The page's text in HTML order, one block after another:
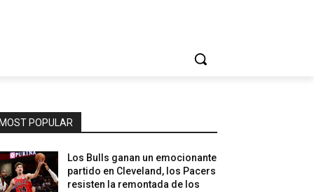
MOST POPULAR
Los Bulls ganan un emocionante
partido en Cleveland, los Pacers
resisten la remontada de los